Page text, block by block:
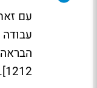
עם
1212].